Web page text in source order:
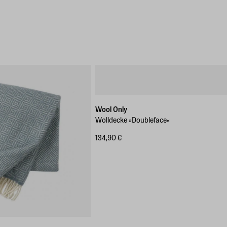
Wool Only
Wolldecke »Doubleface«
134,90 €